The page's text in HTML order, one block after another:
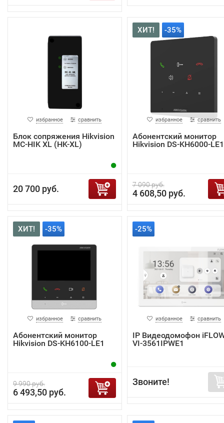
избранное сравнить
Блок сопряжения Hikvision
MC-HIK XL (HK-XL)
20 700 руб.
ХИТ! -35%
избранное сравнить
Абонентский монитор
Hikvision DS-KH6000-LE1
7 090 руб.
4 608,50 руб.
ХИТ! -35%
избранное сравнить
Абонентский монитор
Hikvision DS-KH6100-LE1
9 990 руб.
6 493,50 руб.
-25%
избранное сравнить
IP Видеодомофон
VI-3561IPWE1
Звоните!